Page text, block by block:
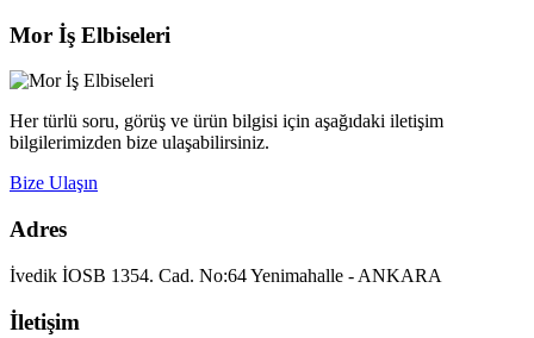
Mor İş Elbiseleri
Her türlü soru, görüş ve ürün bilgisi için aşağıdaki iletişim
bilgilerimizden bize ulaşabilirsiniz.
Bize Ulaşın
Adres
İvedik İOSB 1354. Cad. No:64 Yenimahalle - ANKARA
İletişim